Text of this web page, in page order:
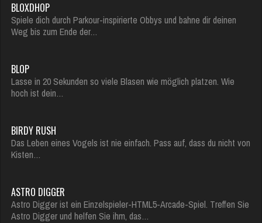
BLOXDHOP
Spiele dich durch Parkour-inspirierte Obbys und bahne dir deinen
Weg bis zum Ende der…
BLOP
Lasse in 20 Sekunden so viele Blasen wie möglich platzen. Wie
hoch ist dein…
BIRDY RUSH
Das Leben eines Vogels ist nie einfach. Pass auf, dass du nicht von
Kisten…
ASTRO DIGGER
Astro Digger ist ein Einzelspieler-HTML5-Arcade-Spiel. Treffen Sie
Astro Digger und helfen Sie ihm, das…